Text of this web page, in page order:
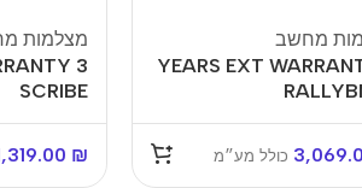
זכרונות לשרתים
אביזרים שונים למחשב
מחשב
3 YEARS EXT
כולל מע״מ
מצלמות
SCRIBE
₪